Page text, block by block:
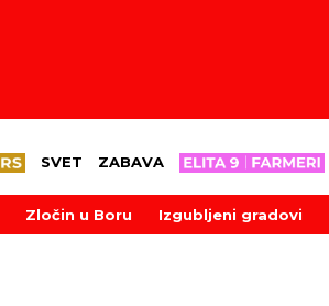
SVET ZABAVA
Zločin u Boru Izgubljeni gradovi